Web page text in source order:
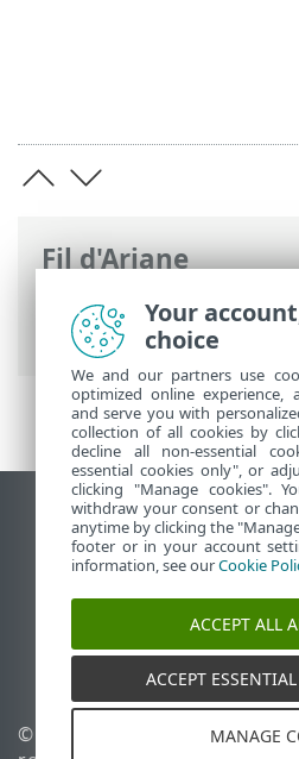
Fil d'Ariane
Aide en ligne d'ESET>
Prem>Démarrer
Afficher le site pour
End of Life
Base de connaissances
Forum ESET
ESET Status Portal
Assistance régionale
© 1992 - 2026 ESET, spol. s
Your
choice
We and our partners use
optimized online experience,
and serve you with
collection of all cookies by
decline all non-essential
essential cookies only", or
clicking "Manage cookies".
withdraw your consent or
anytime by clicking the
footer or in your account
information, see ourCookie
ACCEPT ALL
ACCEPT
MANAGE